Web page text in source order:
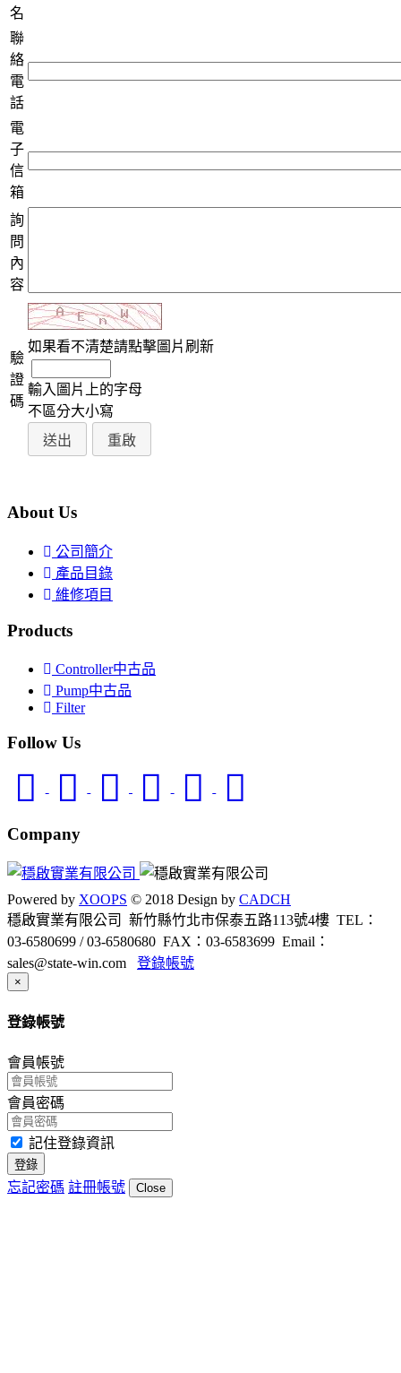
名
聯
絡
電
話
電
子
信
箱
詢
問
內
容
驗
證
碼
如果看不清楚請點擊圖片刷新
輸入圖片上的字母
不區分大小寫
About Us
公司簡介
產品目錄
維修項目
Products
Controller中古品
Pump中古品
Filter
Follow Us
Company
Powered by XOOPS © 2018 Design by CADCH
穩啟實業有限公司 新竹縣竹北市保泰五路113號4樓 TEL：
03-6580699 / 03-6580680 FAX：03-6583699 Email：
sales@state-win.com
登錄帳號
×
登錄帳號
會員帳號
會員密碼
記住登錄資訊
登錄
忘記密碼 註冊帳號 Close